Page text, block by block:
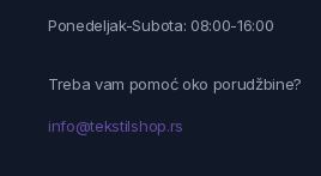
Ponedeljak-Subota: 08:00-16:00
Treba vam pomoć oko porudžbine?
info@tekstilshop.rs